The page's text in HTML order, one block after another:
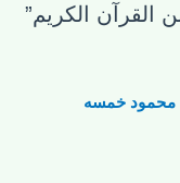
محمود خمسه